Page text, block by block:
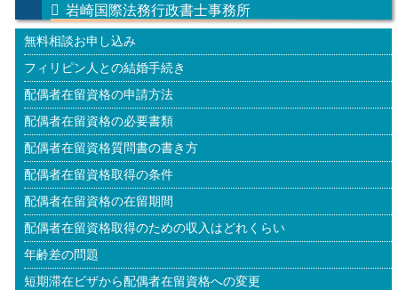
岩崎国際法務行政書士事務所
無料相談お申し込み
フィリピン人との結婚手続き
配偶者在留資格の申請方法
配偶者在留資格の必要書類
配偶者在留資格質問書の書き方
配偶者在留資格取得の条件
配偶者在留資格の在留期間
配偶者在留資格取得のための収入はどれくらい
年齢差の問題
短期滞在ビザから配偶者在留資格への変更